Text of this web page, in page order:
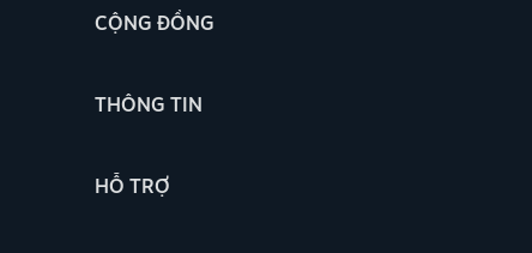
CỘNG ĐỒNG
THÔNG TIN
HỖ TRỢ